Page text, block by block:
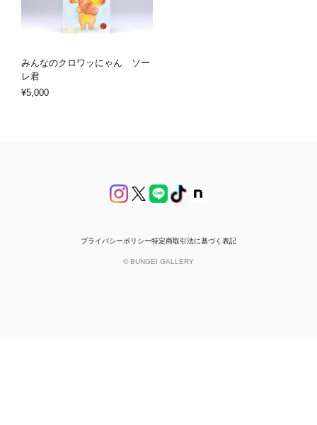
みんなのクロワッにゃん ソー
レ君
¥5,000
プライバシーポリシー特定商取引法に基づく表記
© BUNGEI GALLERY